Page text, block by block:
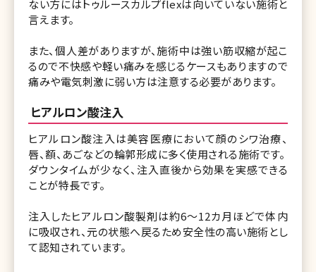
ない方にはトゥルースカルプflexは向いていない施術と
言えます。
また、個人差がありますが、施術中は強い筋収縮が起こ
るので不快感や軽い痛みを感じるケースもありますので
痛みや電気刺激に弱い方は注意する必要があります。
ヒアルロン酸注入
ヒアルロン酸注入は美容医療において顔のシワ治療、
唇、額、あごなどの輪郭形成に多く使用される施術です。
ダウンタイムが少なく、注入直後から効果を実感できる
ことが特長です。
注入したヒアルロン酸製剤は約6～12カ月ほどで体内
に吸収され、元の状態へ戻るため安全性の高い施術とし
て認知されています。